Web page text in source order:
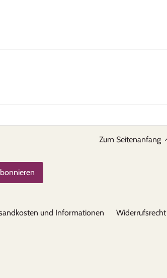
Zum Seitenanfang
und Informationen Widerrufsrecht